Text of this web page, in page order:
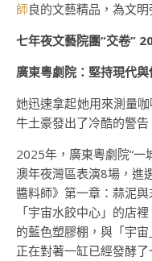
師良的文藝精品，為文
七年夜文藝院團“交卷”
廣東粵劇院：堅持現代
她迅速拿起她用來測量
牛土豪發出了冷酷的警告
2025年，廣東粵劇院“一
澳年夜灣區表演8場，進
醬料師》第一章：蒜泥
「宇宙水餃中心」的店
的藍色塑膠棚，與「宇
正在對著一缸已經發酵